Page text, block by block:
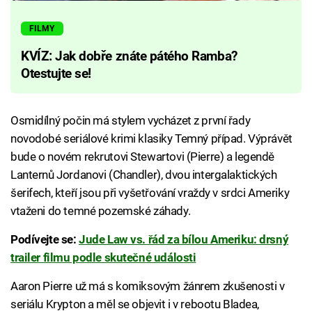
FILMY
KVÍZ: Jak dobře znáte pátého Ramba?
Otestujte se!
Osmidílný počin má stylem vycházet z první řady
novodobé seriálové krimi klasiky Temný případ. Výprávět
bude o novém rekrutovi Stewartovi (Pierre) a legendě
Lanternů Jordanovi (Chandler), dvou intergalaktických
šerifech, kteří jsou při vyšetřování vraždy v srdci Ameriky
vtaženi do temné pozemské záhady.
Podívejte se:Jude Law vs. řád za bílou Ameriku: drsný
trailer filmu podle skutečné události
Aaron Pierre už má s komiksovým žánrem zkušenosti v
seriálu Krypton a měl se objevit i v rebootu Bladea,